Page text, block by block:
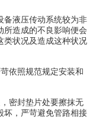
备液压传动系统较为非
所造成的不良影响便会
类状况及造成这种状况
依照规范规定安装和
密封垫片处要擦抹无
坏，严苛避免管路相接